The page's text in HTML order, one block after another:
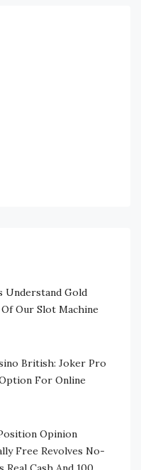
Gold
Our Slot Machine
British: Joker Pro
For Online
Opinion
Free Revolves No-